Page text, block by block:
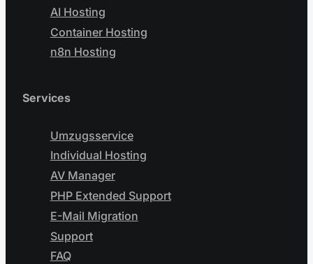
AI Hosting
Container Hosting
n8n Hosting
Services
Umzugsservice
Individual Hosting
AV Manager
PHP Extended Support
E-Mail Migration
Support
FAQ